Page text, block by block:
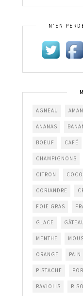
N’EN
AGNEAU
ANANAS
BOEUF CAFÉ
CHAMPIGNONS
CITRON COCO
CORIANDRE
FOIE GRAS
GLACE
MENTHE
ORANGE PAIN
PISTACHE
RAVIOLIS